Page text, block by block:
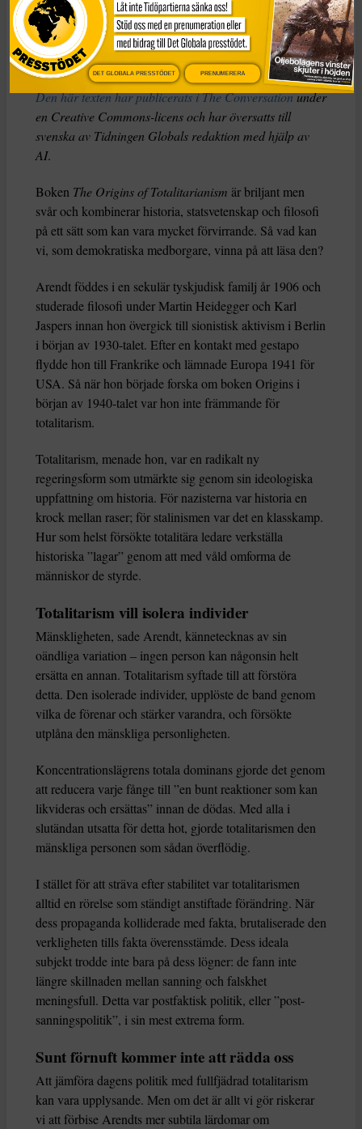
Christopher J Finlay
Dela
Den här texten har publicerats i The Conversationunder
en Creative Commons-licens och har översatts till
svenska av Tidningen Globals redaktion med hjälp av
AI.
Boken The Origins of Totalitarianism är briljant men
svår och kombinerar historia, statsvetenskap och filosofi
på ett sätt som kan vara mycket förvirrande. Så vad kan
vi, som demokratiska medborgare, vinna på att läsa den?
Arendt föddes i en sekulär tyskjudisk familj år 1906 och
studerade filosofi under Martin Heidegger och Karl
Jaspers innan hon övergick till sionistisk aktivism i Berlin
i början av 1930-talet. Efter en kontakt med gestapo
flydde hon till Frankrike och lämnade Europa 1941 för
USA. Så när hon började forska om boken Origins i
början av 1940-talet var hon inte främmande för
totalitarism.
Totalitarism, menade hon, var en radikalt ny
regeringsform som utmärkte sig genom sin ideologiska
uppfattning om historia. För nazisterna var historia en
krock mellan raser; för stalinismen var det en klasskamp.
Hur som helst försökte totalitära ledare verkställa
historiska ”lagar” genom att med våld omforma de
människor de styrde.
Totalitarism vill isolera individer
Mänskligheten, sade Arendt, kännetecknas av sin
oändliga variation – ingen person kan någonsin helt
ersätta en annan. Totalitarism syftade till att förstöra
detta. Den isolerade individer, upplöste de band genom
vilka de förenar och stärker varandra, och försökte
utplåna den mänskliga personligheten.
Koncentrationslägrens totala dominans gjorde det genom
att reducera varje fånge till ”en bunt reaktioner som kan
likvideras och ersättas” innan de dödas. Med alla i
slutändan utsatta för detta hot, gjorde totalitarismen den
mänskliga personen som sådan överflödig.
I stället för att sträva efter stabilitet var totalitarismen
alltid en rörelse som ständigt anstiftade förändring. När
dess propaganda kolliderade med fakta, brutaliserade den
verkligheten tills fakta överensstämde. Dess ideala
subjekt trodde inte bara på dess lögner: de fann inte
längre skillnaden mellan sanning och falskhet
meningsfull. Detta var postfaktisk politik, eller ”post-
sanningspolitik”, i sin mest extrema form.
Sunt förnuft kommer inte att rädda oss
Att jämföra dagens politik med fullfjädrad totalitarism
kan vara upplysande. Men om det är allt vi gör riskerar
vi att förbise Arendts mer subtila lärdomar om
DET GLOBALA PRESSTÖDET PRENUMERERA